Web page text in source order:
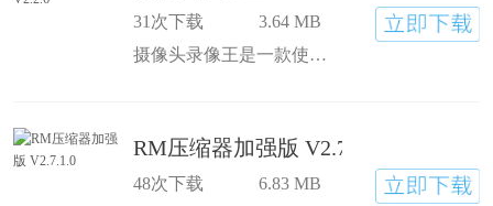
31次下载
3.64 MB
摄像头录像王是一款使用普通电脑摄像头录像的软件，可用于录制家庭视频或做店铺的监控录像。支持开机自动录像、后台隐身录像、多个摄像头同时录像，循环录像(磁盘空间循环利用)，支持普通和高清两种画质模式，支持同步录音、人脸识别、邮件报警等。她空间
RM压缩器加强版 V2.7.1.0
48次下载
6.83 MB